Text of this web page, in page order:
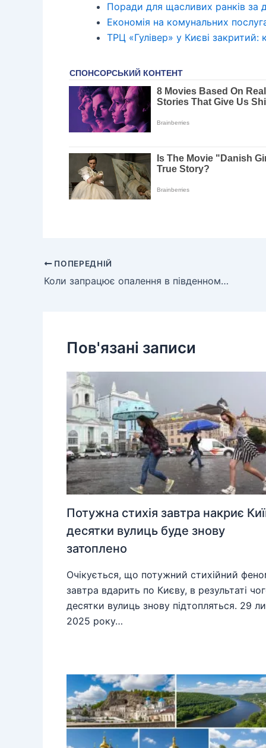
Поради для щасливих ранків за
Економія на комунальних
ТРЦ «Гулівер» у Києві
ПОПЕРЕДНІЙ
Коли запрацює опалення в південному районі Києва?
Пов'язані записи
Потужна стихія завтра накриє
десятки вулиць буде знову
затоплено
Очікується, що потужний стихійний
завтра вдарить по Києву, в результаті
десятки вулиць знову підтопляться. 29
2025 року…